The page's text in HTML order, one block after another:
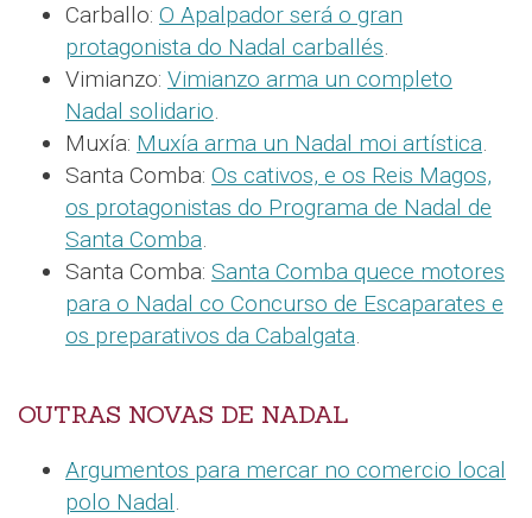
Carballo: O Apalpador será o gran
protagonista do Nadal carballés.
Vimianzo: Vimianzo arma un completo
Nadal solidario.
Muxía: Muxía arma un Nadal moi artística.
Santa Comba: Os cativos, e os Reis Magos,
os protagonistas do Programa de Nadal de
Santa Comba.
Santa Comba: Santa Comba quece motores
para o Nadal co Concurso de Escaparates e
os preparativos da Cabalgata.
OUTRAS NOVAS DE NADAL
Argumentos para mercar no comercio local
polo Nadal.